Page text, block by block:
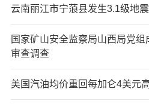
云南丽江市宁蒗县发生3.1级地
国家矿山安全监察局山西局党
审查调查
美国汽油均价重回每加仑4美元